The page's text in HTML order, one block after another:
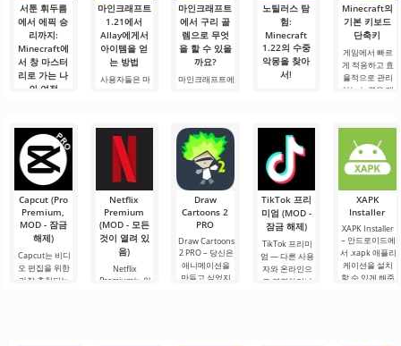
서툰 휘두름
에서 에픽 승
리까지:
Minecraft에
서 창 마스터
리로 가는 나
의 여정
가 여러분! 오늘
저는 상상의 흰
가운을 입기로
했습니다 그리
마인크래프트
1.21에서
Allay에게서
아이템을 얻
는 방법
사용자들은 마
하는 데 도움을
주며, 그와 친구
가 되어야 한다
는 것을 알고 있
습니다. 그가 도
움을 주도록.
마인크래프트
에서 구리 골
렘으로 무엇
을 할 수 있을
까요?
마인크래프트에
크래프트 세계
에서는 항상 무
언가가 일어납
니다: 새로운 블
록, 신비로운 생
물 군계, 그리고.
노틸러스 탐
험:
Minecraft
1.22의 수중
악몽을 찾아
서!
글을 쓰는 동안
에도 감정이 북
받쳐 오릅니다.
오늘은 단순한
리뷰가 아닙니
다 — 이것은 저
의.
Minecraft의
기본 키보드
단축키
게임에서 빠르
게 적응하고 효
율적으로 관리
하는 능력은 매
Minecraft의 기
본 키를 사용하
면 필요한 요소
를 선택하고, 기
능, 인벤토리 또
는 주변 물체와
Capcut (Pro
Premium,
MOD - 잠금
해제)
Capcut는 비디
오 편집을 위한
가장 추천되는
Netflix
Premium
(MOD - 모든
것이 열려 있
음)
Netflix
Premium는 안
Draw
Cartoons 2
PRO
Draw Cartoons
2 PRO – 당신은
애니메이션을
만들고 싶었지
TikTok 프리
미엄 (MOD -
잠금 해제)
TikTok 프리미
엄 — 다른 사용
자와 온라인으
로 연결하거나
XAPK
Installer
XAPK Installer
– 안드로이드에
서 .xapk 애플리
케이션을 설치
할 수 있게 해줍